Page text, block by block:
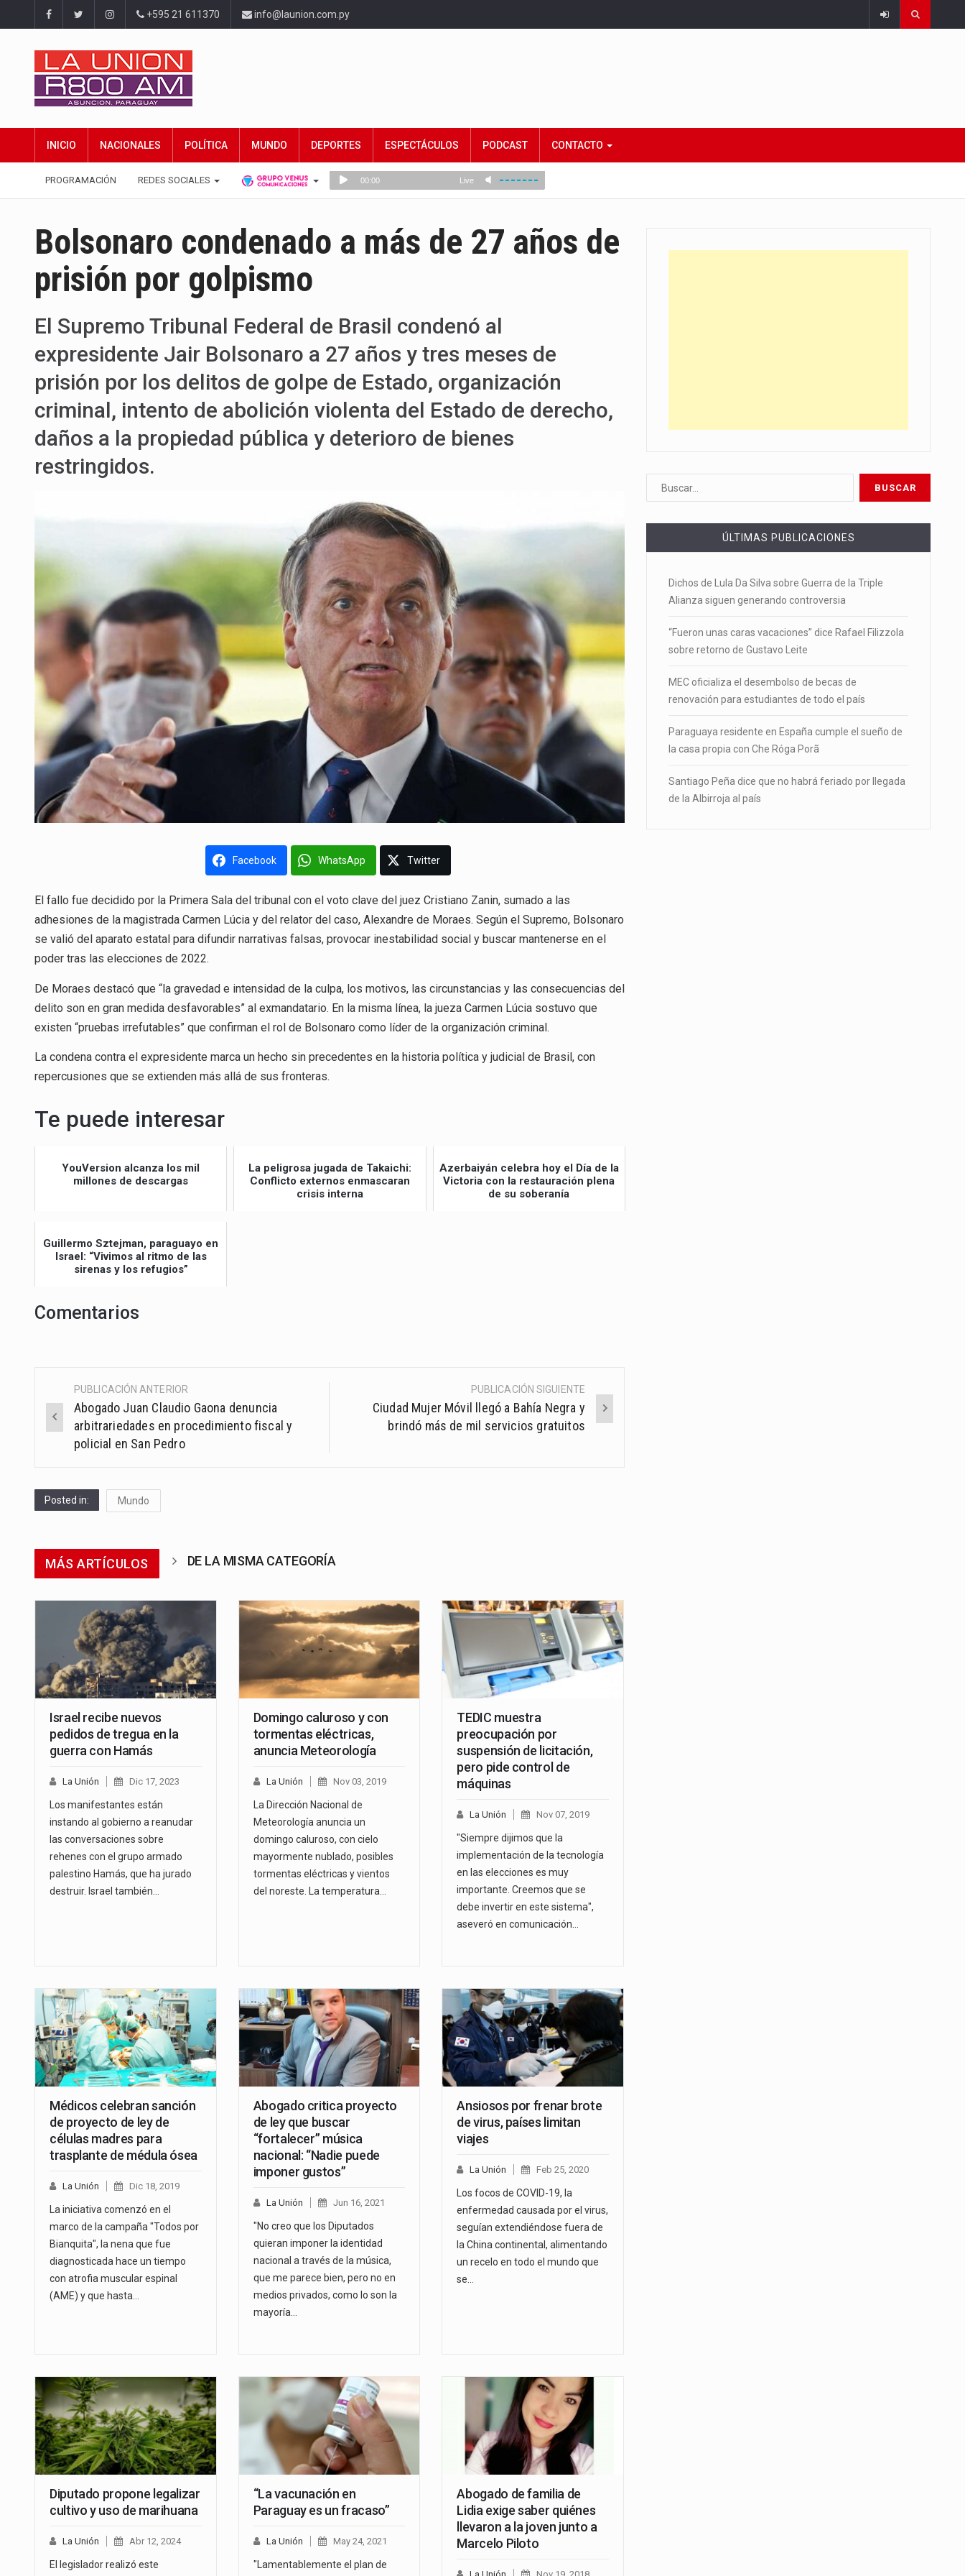
+595 21 611370 info@launion.com.py
INICIO NACIONALES POLÍTICA MUNDO DEPORTES ESPECTÁCULOS PODCAST CONTACTO
PROGRAMACIÓN REDES SOCIALES
Bolsonaro condenado a más de 27 años de
prisión por golpismo
El Supremo Tribunal Federal de Brasil condenó al
expresidente Jair Bolsonaro a 27 años y tres meses de
prisión por los delitos de golpe de Estado, organización
criminal, intento de abolición violenta del Estado de derecho,
daños a la propiedad pública y deterioro de bienes
restringidos.
Facebook WhatsApp Twitter
El fallo fue decidido por la Primera Sala del tribunal con el voto clave del juez Cristiano Zanin, sumado a las
adhesiones de la magistrada Carmen Lúcia y del relator del caso, Alexandre de Moraes. Según el Supremo, Bolsonaro
se valió del aparato estatal para difundir narrativas falsas, provocar inestabilidad social y buscar mantenerse en el
poder tras las elecciones de 2022.
De Moraes destacó que “la gravedad e intensidad de la culpa, los motivos, las circunstancias y las consecuencias del
delito son en gran medida desfavorables” al exmandatario. En la misma línea, la jueza Carmen Lúcia sostuvo que
existen “pruebas irrefutables” que confirman el rol de Bolsonaro como líder de la organización criminal.
La condena contra el expresidente marca un hecho sin precedentes en la historia política y judicial de Brasil, con
repercusiones que se extienden más allá de sus fronteras.
Te puede interesar
YouVersion alcanza los mil
millones de descargas
La peligrosa jugada de Takaichi:
Conflicto externos enmascaran
crisis interna
Azerbaiyán celebra hoy el Día de la
Victoria con la restauración plena
de su soberanía
Guillermo Sztejman, paraguayo en
Israel: “Vivimos al ritmo de las
sirenas y los refugios”
Comentarios
Post
navigation
PUBLICACIÓN ANTERIOR
Abogado Juan Claudio Gaona denuncia
arbitrariedades en procedimiento fiscal y
policial en San Pedro
PUBLICACIÓN SIGUIENTE
Ciudad Mujer Móvil llegó a Bahía Negra y
brindó más de mil servicios gratuitos
Posted in: Mundo
MÁS ARTÍCULOS DE LA MISMA CATEGORÍA
Israel recibe nuevos
pedidos de tregua en la
guerra con Hamás
La Unión Dic 17, 2023
Los manifestantes están
instando al gobierno a reanudar
las conversaciones sobre
rehenes con el grupo armado
palestino Hamás, que ha jurado
destruir. Israel también…
Domingo caluroso y con
tormentas eléctricas,
anuncia Meteorología
La Unión Nov 03, 2019
La Dirección Nacional de
Meteorología anuncia un
domingo caluroso, con cielo
mayormente nublado, posibles
tormentas eléctricas y vientos
del noreste. La temperatura…
TEDIC muestra
preocupación por
suspensión de licitación,
pero pide control de
máquinas
La Unión Nov 07, 2019
"Siempre dijimos que la
implementación de la tecnología
en las elecciones es muy
importante. Creemos que se
debe invertir en este sistema",
aseveró en comunicación…
Médicos celebran sanción
de proyecto de ley de
células madres para
trasplante de médula ósea
La Unión Dic 18, 2019
La iniciativa comenzó en el
marco de la campaña "Todos por
Bianquita", la nena que fue
diagnosticada hace un tiempo
con atrofia muscular espinal
(AME) y que hasta…
Abogado critica proyecto
de ley que buscar
“fortalecer” música
nacional: “Nadie puede
imponer gustos”
La Unión Jun 16, 2021
"No creo que los Diputados
quieran imponer la identidad
nacional a través de la música,
que me parece bien, pero no en
medios privados, como lo son la
mayoría…
Ansiosos por frenar brote
de virus, países limitan
viajes
La Unión Feb 25, 2020
Los focos de COVID-19, la
enfermedad causada por el virus,
seguían extendiéndose fuera de
la China continental, alimentando
un recelo en todo el mundo que
se…
Diputado propone legalizar
cultivo y uso de marihuana
La Unión Abr 12, 2024
El legislador realizó este
“La vacunación en
Paraguay es un fracaso”
La Unión May 24, 2021
"Lamentablemente el plan de
Abogado de familia de
Lidia exige saber quiénes
llevaron a la joven junto a
Marcelo Piloto
ÚLTIMAS PUBLICACIONES
Dichos de Lula Da Silva sobre Guerra de la Triple
Alianza siguen generando controversia
“Fueron unas caras vacaciones” dice Rafael Filizzola
sobre retorno de Gustavo Leite
MEC oficializa el desembolso de becas de
renovación para estudiantes de todo el país
Paraguaya residente en España cumple el sueño de
la casa propia con Che Róga Porã
Santiago Peña dice que no habrá feriado por llegada
de la Albirroja al país